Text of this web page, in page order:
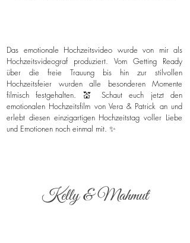
Das emotionale Hochzeitsvideo wurde von mir als
Hochzeitsvideograf produziert. Vom Getting Ready
über die freie Trauung bis hin zur stilvollen
Hochzeitsfeier wurden alle besonderen Momente
filmisch festgehalten. 💒 Schaut euch jetzt den
emotionalen Hochzeitsfilm von Vera & Patrick an und
erlebt diesen einzigartigen Hochzeitstag voller Liebe
und Emotionen noch einmal mit. ✨
Kelly & Mahmut